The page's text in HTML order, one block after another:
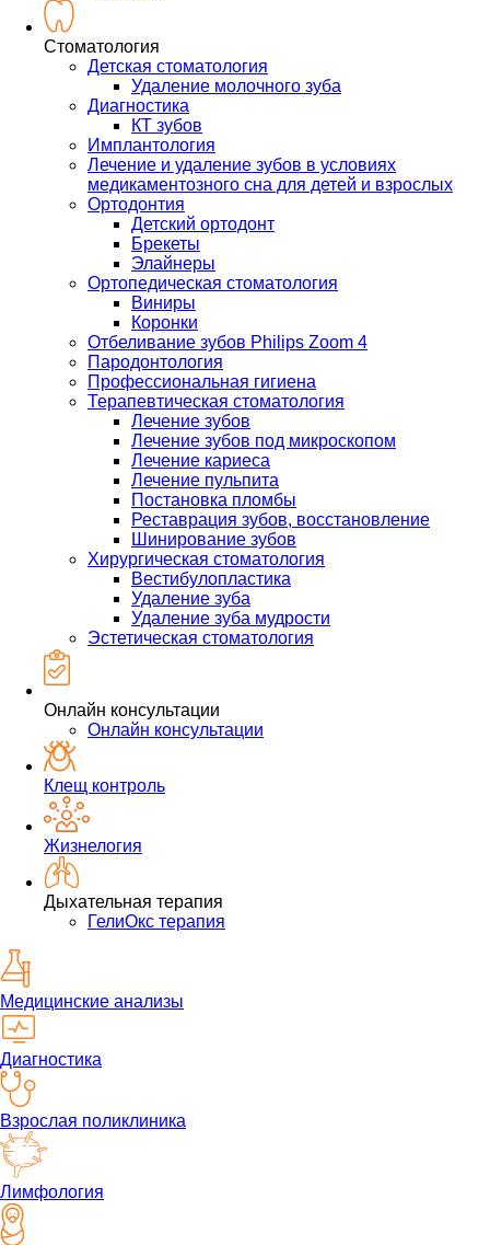
Стоматология
Детская стоматология
Удаление молочного зуба
Диагностика
КТ зубов
Имплантология
Лечение и удаление зубов в условиях
медикаментозного сна для детей и взрослых
Ортодонтия
Детский ортодонт
Брекеты
Элайнеры
Ортопедическая стоматология
Виниры
Коронки
Отбеливание зубов Philips Zoom 4
Пародонтология
Профессиональная гигиена
Терапевтическая стоматология
Лечение зубов
Лечение зубов под микроскопом
Лечение кариеса
Лечение пульпита
Постановка пломбы
Реставрация зубов, восстановление
Шинирование зубов
Хирургическая стоматология
Вестибулопластика
Удаление зуба
Удаление зуба мудрости
Эстетическая стоматология
Онлайн консультации
Онлайн консультации
Клещ контроль
Жизнелогия
Дыхательная терапия
ГелиОкс терапия
Медицинские анализы
Диагностика
Взрослая поликлиника
Лимфология